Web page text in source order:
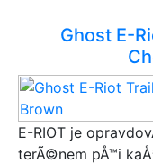
Ghost E-
E-RIOT je
terÃ©nem pÅ™i